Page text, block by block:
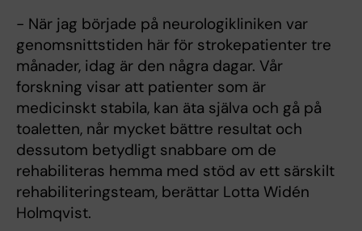
- När jag började på neurologikliniken var
genomsnittstiden här för strokepatienter tre
månader, idag är den några dagar. Vår
forskning visar att patienter som är
medicinskt stabila, kan äta själva och gå på
toaletten, når mycket bättre resultat och
dessutom betydligt snabbare om de
rehabiliteras hemma med stöd av ett särskilt
rehabiliteringsteam, berättar Lotta Widén
Holmqvist.